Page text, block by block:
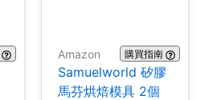
Amazon 購買指南
Samuelworld 矽膠
馬芬烘焙模具 2個